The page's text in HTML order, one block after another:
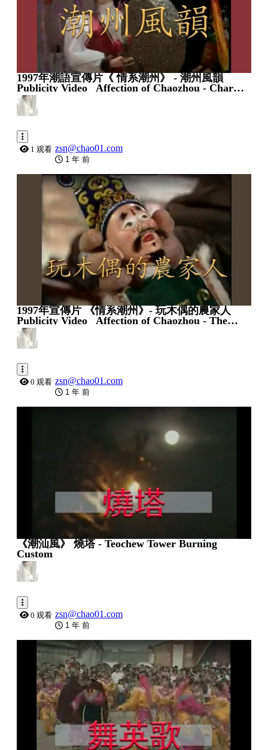
1997年潮語宣傳片《 情系潮州》 - 潮州風韻
Publicity Video_ Affection of Chaozhou - Charms
of Teochew Culture
1 观看 zsn@chao01.com
1 年 前
0:10:46
1997年宣傳片 《情系潮州》- 玩木偶的農家人
Publicity Video_ Affection of Chaozhou - The
Farmer Puppeteer
0 观看 zsn@chao01.com
1 年 前
《潮汕風》 燒塔 - Teochew Tower Burning
Custom
0 观看 zsn@chao01.com
1 年 前
0:07:16